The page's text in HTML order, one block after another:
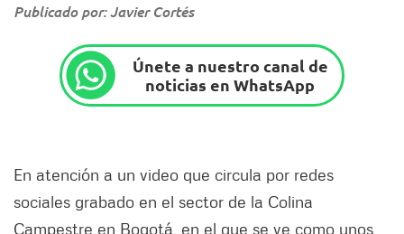
Publicado por: Javier Cortés
Únete a nuestro canal de
noticias en WhatsApp
En atención a un video que circula por redes
sociales grabado en el sector de la Colina
Campestre en Bogotá, en el que se ve como unos